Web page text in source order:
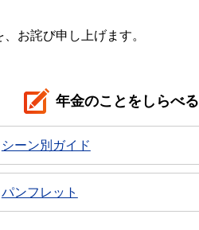
お詫び申し上げます。
年金のことをしらべる
シーン別ガイド
パンフレット